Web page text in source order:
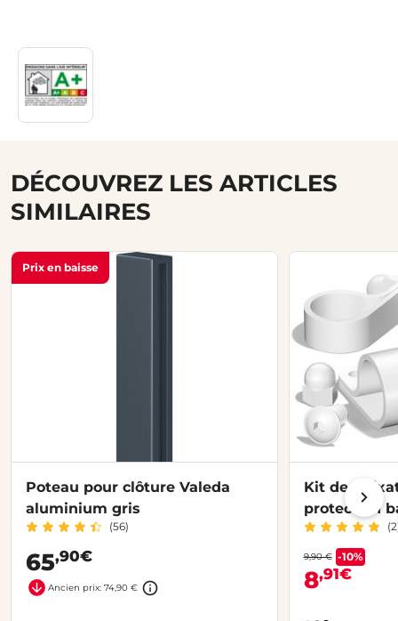
DÉCOUVREZ LES ARTICLES
SIMILAIRES
Prix en baisse
Poteau pour clôture Valeda
aluminium gris
(56)
65,90€
Ancien prix: 74,90 €
Kit de 4
protection
aluminium
9,90 € -10%
8,91€